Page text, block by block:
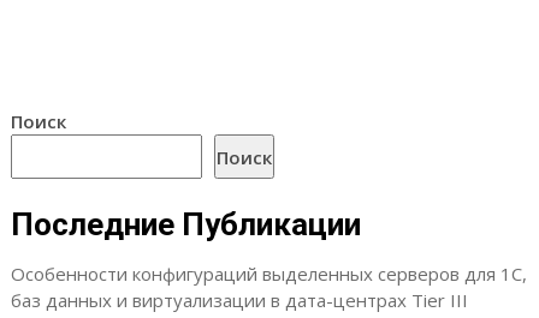
Поиск
Поиск
Последние Публикации
Особенности конфигураций выделенных серверов для 1С,
баз данных и виртуализации в дата-центрах Tier III